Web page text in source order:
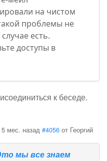
на чистом
проблемы не
есть.
доступы в
к беседе.
5 мес. назад #4056 от Георгий
мы все знаем